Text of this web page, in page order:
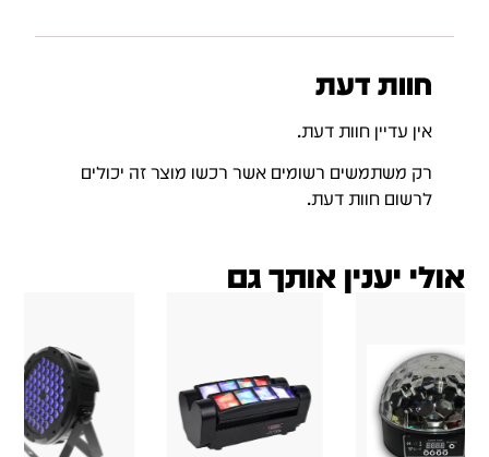
חוות דעת
אין עדיין חוות דעת.
רק משתמשים רשומים אשר רכשו מוצר זה יכולים
לרשום חוות דעת.
אולי יענין אותך גם